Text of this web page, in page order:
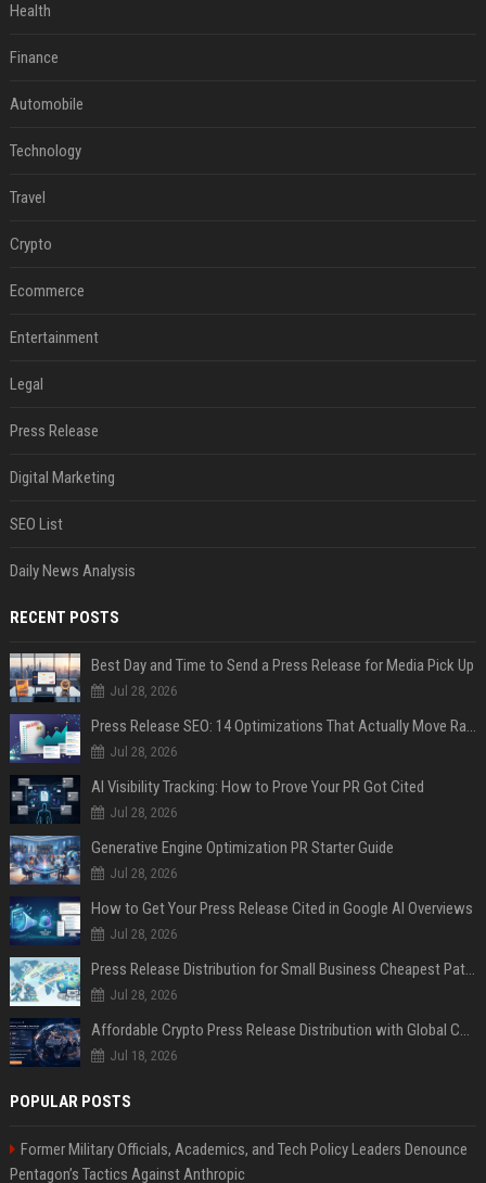
Health
Finance
Automobile
Technology
Travel
Crypto
Ecommerce
Entertainment
Legal
Press Release
Digital Marketing
SEO List
Daily News Analysis
RECENT POSTS
Best Day and Time to Send a Press Release for Media Pick Up
Jul 28, 2026
Press Release SEO: 14 Optimizations That Actually Move Rankings
Jul 28, 2026
AI Visibility Tracking: How to Prove Your PR Got Cited
Jul 28, 2026
Generative Engine Optimization PR Starter Guide
Jul 28, 2026
How to Get Your Press Release Cited in Google AI Overviews
Jul 28, 2026
Press Release Distribution for Small Business Cheapest Path to Real Coverage
Jul 28, 2026
Affordable Crypto Press Release Distribution with Global Coverage
Jul 18, 2026
POPULAR POSTS
Former Military Officials, Academics, and Tech Policy Leaders Denounce
Pentagon’s Tactics Against Anthropic